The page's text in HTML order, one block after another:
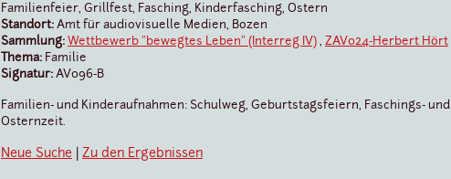
Familienfeier, Grillfest, Fasching, Kinderfasching, Ostern
Standort: Amt für audiovisuelle Medien, Bozen
Sammlung: Wettbewerb "bewegtes Leben" (Interreg IV) , ZAV024-Herbert Hört
Thema: Familie
Signatur: AV096-B
Familien- und Kinderaufnahmen: Schulweg, Geburtstagsfeiern, Faschings- und
Osternzeit.
Neue Suche Zu den Ergebnissen